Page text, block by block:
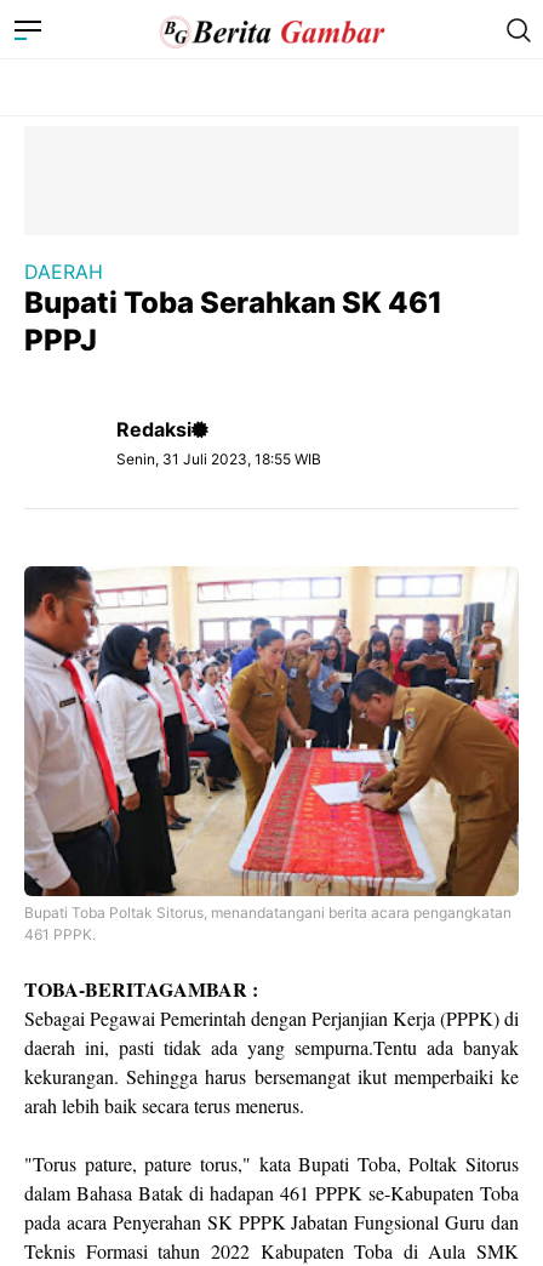
DAERAH
Bupati Toba Serahkan SK 461
PPPJ
Redaksi
Senin, 31 Juli 2023, 18:55 WIB
Bupati Toba Poltak Sitorus, menandatangani berita acara pengangkatan
461 PPPK.
TOBA-BERITAGAMBAR :
Sebagai Pegawai Pemerintah dengan Perjanjian Kerja (PPPK) di
daerah ini, pasti tidak ada yang sempurna.Tentu ada banyak
kekurangan. Sehingga harus bersemangat ikut memperbaiki ke
arah lebih baik secara terus menerus.
"Torus pature, pature torus," kata Bupati Toba, Poltak Sitorus
dalam Bahasa Batak di hadapan 461 PPPK se-Kabupaten Toba
pada acara Penyerahan SK PPPK Jabatan Fungsional Guru dan
Teknis Formasi tahun 2022 Kabupaten Toba di Aula SMK